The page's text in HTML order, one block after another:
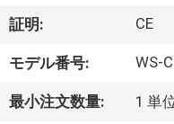
デ
オ
わ
証明: CE
モデル番号: WS-
最小注文数量: 1 単